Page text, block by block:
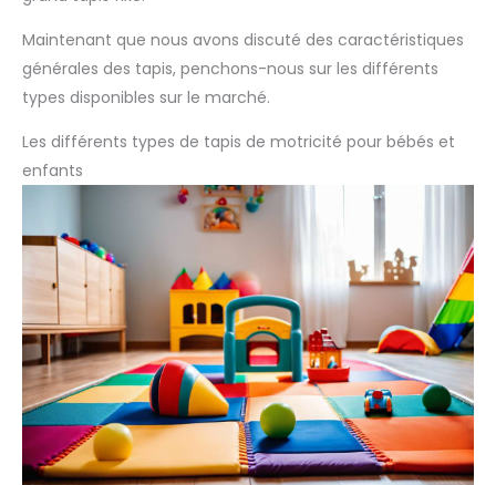
Maintenant que nous avons discuté des caractéristiques
générales des tapis, penchons-nous sur les différents
types disponibles sur le marché.
Les différents types de tapis de motricité pour bébés et
enfants